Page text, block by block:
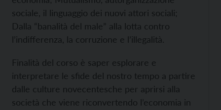
sociale, il linguaggio dei nuovi attori sociali;
Dalla “banalità del male” alla lotta contro
l’indifferenza, la corruzione e l’illegalità.
Finalità del corso è saper esplorare e
interpretare le sfide del nostro tempo a partire
dalle culture novecentesche per aprirsi alla
società che viene riconvertendo l’economia in